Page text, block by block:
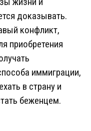
доказывать.
конфликт,
приобретения
иммиграции,
в страну и
беженцем.